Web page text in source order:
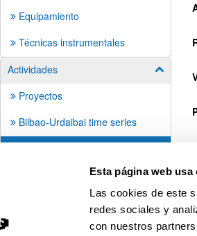
Esta página web usa
Las cookies de este
redes sociales y
con nuestros
Equipamiento
Técnicas instrumentales
Actividades
Mostrar/
Proyectos
Bilbao-Urdaibai time series